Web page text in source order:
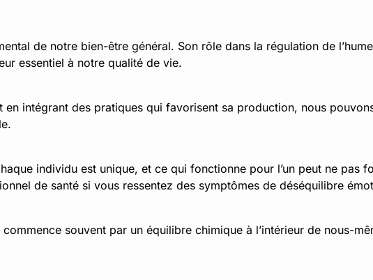
de notre bien-être général. Son rôle dans la régulation de
essentiel à notre qualité de vie.
en intégrant des pratiques qui favorisent sa production, nous
individu est unique, et ce qui fonctionne pour l’un peut ne pas
de santé si vous ressentez des symptômes de déséquilibre
souvent par un équilibre chimique à l’intérieur de nous-